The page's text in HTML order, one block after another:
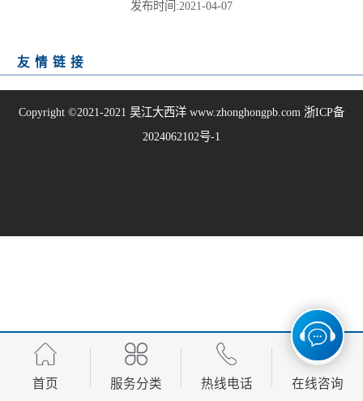
发布时间:2021-04-07
友情链接
Copyright ©2021-2021 昊江大西洋 www.zhonghongpb.com 浙ICP备
2024062102号-1
首页 服务分类 热线电话 在线咨询